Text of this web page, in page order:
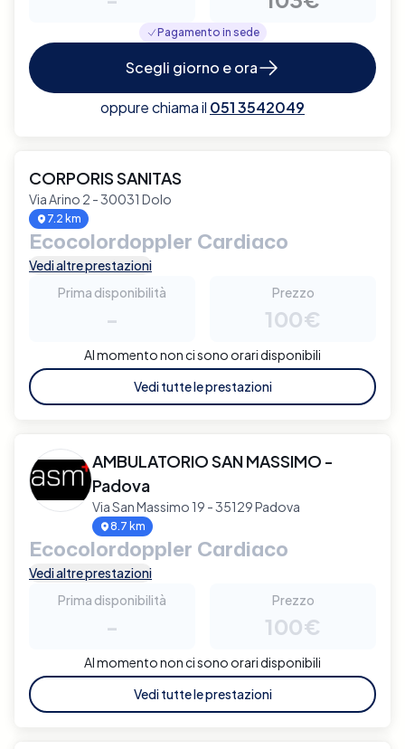
Pagamento in sede
Scegli giorno e ora
oppure chiama il 051 3542049
CORPORIS SANITAS
Via Arino 2 - 30031 Dolo
7.2 km
Ecocolordoppler Cardiaco
Vedi altre prestazioni
Prima disponibilità
-
Prezzo
100€
Al momento non ci sono orari disponibili
Vedi tutte le prestazioni
AMBULATORIO SAN MASSIMO -
Padova
Via San Massimo 19 - 35129 Padova
8.7 km
Ecocolordoppler Cardiaco
Vedi altre prestazioni
Prima disponibilità
-
Prezzo
100€
Al momento non ci sono orari disponibili
Vedi tutte le prestazioni